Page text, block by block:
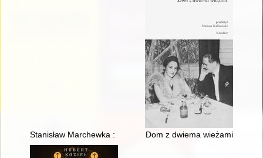
Stanisław Marchewka : historia zapisana w aktach IPN i
Dom z dwiema wieżami